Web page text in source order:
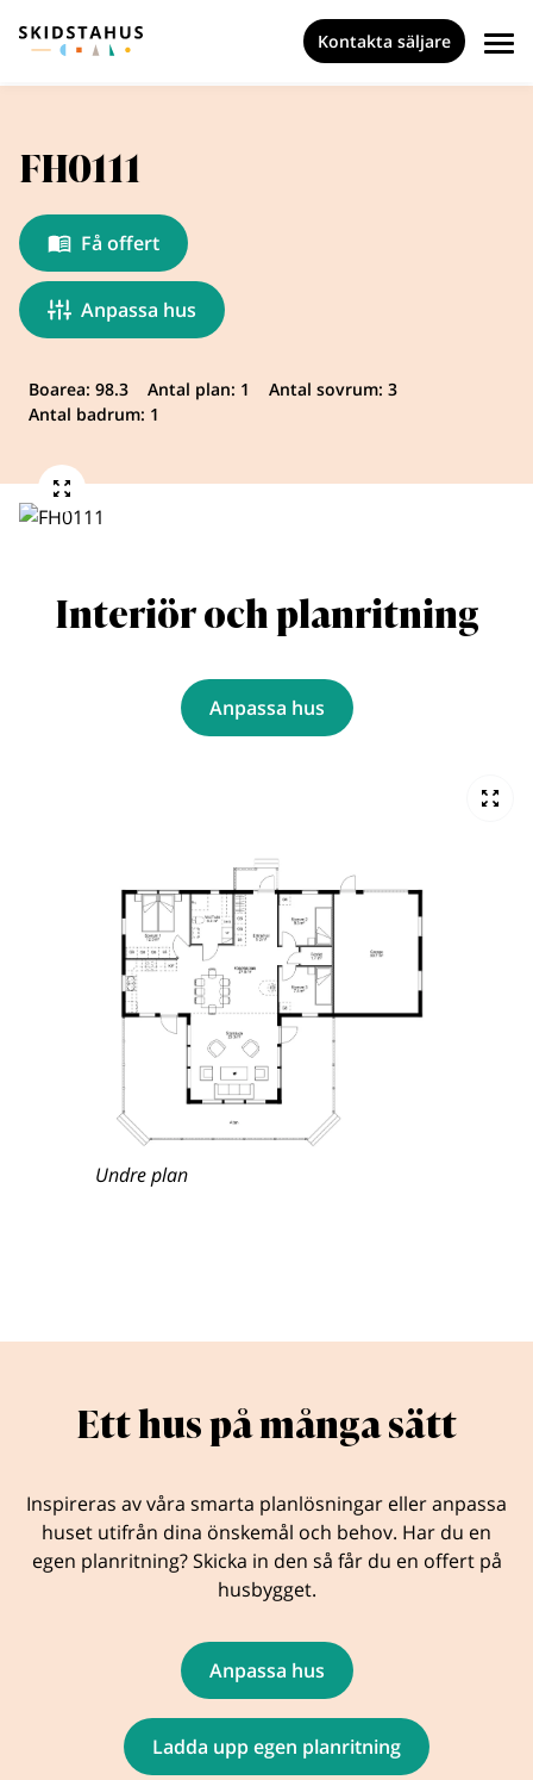
Kontakta säljare
FH0111
Få offert
Anpassa hus
Boarea: 98.3 Antal plan: 1
Antal sovrum: 3
Antal badrum: 1
Interiör och planritning
Anpassa hus
Undre plan
Ett hus på många sätt
Inspireras av våra smarta planlösningar eller anpassa
huset utifrån dina önskemål och behov. Har du en
egen planritning? Skicka in den så får du en offert på
husbygget.
Anpassa hus
Ladda upp egen planritning